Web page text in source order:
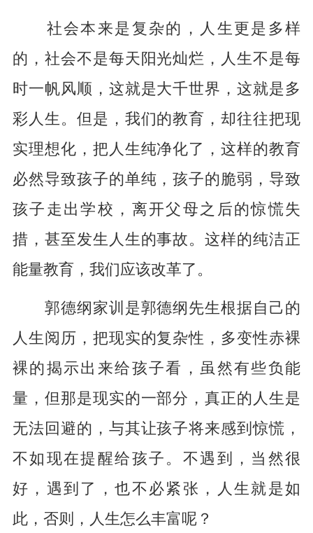
社会本来是复杂的，人生更是多样
的，社会不是每天阳光灿烂，人生不是每
时一帆风顺，这就是大千世界，这就是多
彩人生。但是，我们的教育，却往往把现
实理想化，把人生纯净化了，这样的教育
必然导致孩子的单纯，孩子的脆弱，导致
孩子走出学校，离开父母之后的惊慌失
措，甚至发生人生的事故。这样的纯洁正
能量教育，我们应该改革了。
郭德纲家训是郭德纲先生根据自己的
人生阅历，把现实的复杂性，多变性赤裸
裸的揭示出来给孩子看，虽然有些负能
量，但那是现实的一部分，真正的人生是
无法回避的，与其让孩子将来感到惊慌，
不如现在提醒给孩子。不遇到，当然很
好，遇到了，也不必紧张，人生就是如
此，否则，人生怎么丰富呢？